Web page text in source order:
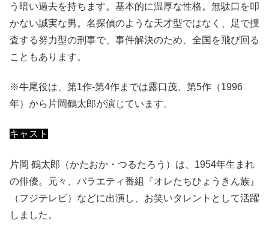
う暗い過去を持ちます。基本的に温厚な性格。無駄口を叩
かない誠実な男。名探偵のような天才型ではなく、足で捜
査する努力型の刑事で、 事件解決のため、全国を飛び回る
こともあります。
※牛尾役は、 第1作-第4作までは露口茂、第5作（1996
年）から片岡鶴太郎が演じています。
キャスト
片岡 鶴太郎（かたおか・つるたろう）は、1954年生まれ
の俳優。元々、バラエティ番組『オレたちひょうきん族』
（フジテレビ）などに出演し、お笑いタレントとして活躍
しました。